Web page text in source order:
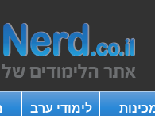
לימודי ערב